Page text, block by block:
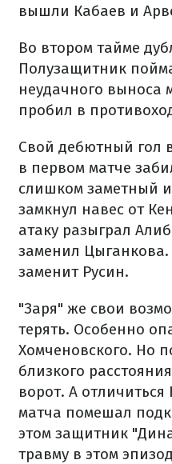
вышли Кабаев и
Во втором тайме
Полузащитник
неудачного выноса
пробил в
Свой дебютный гол
в первом матче
слишком заметный
замкнул навес от
атаку разыграл
заменил Цыганкова.
заменит Русин.
"Заря" же свои
терять. Особенно
Хомченовского. Но
близкого
ворот. А
матча помешал
этом защитник
травму в этом